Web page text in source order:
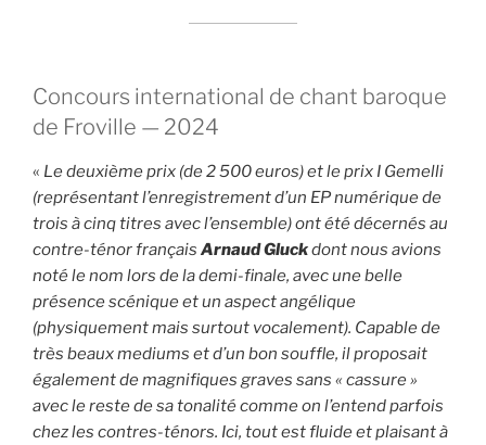
Concours international de chant baroque
de Froville — 2024
« Le deuxième prix (de 2 500 euros) et le prix I Gemelli
(représentant l’enregistrement d’un EP numérique de
trois à cinq titres avec l’ensemble) ont été décernés au
contre-ténor français Arnaud Gluckdont nous avions
noté le nom lors de la demi-finale, avec une belle
présence scénique et un aspect angélique
(physiquement mais surtout vocalement). Capable de
très beaux mediums et d’un bon souffle, il proposait
également de magnifiques graves sans « cassure »
avec le reste de sa tonalité comme on l’entend parfois
chez les contres-ténors. Ici, tout est fluide et plaisant à